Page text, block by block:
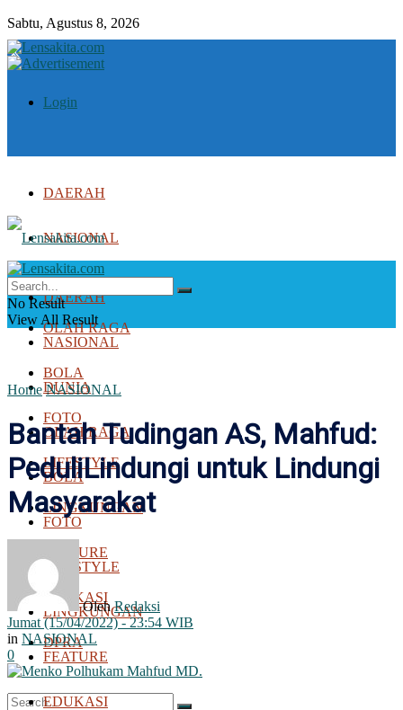
Sabtu, Agustus 8, 2026
Login
DAERAH
NASIONAL
DUNIA
OLAH RAGA
BOLA
FOTO
LIFESTYLE
LINGKUNGAN
FEATURE
EDUKASI
DPRA
DAERAH
NASIONAL
DUNIA
OLAH RAGA
BOLA
FOTO
LIFESTYLE
LINGKUNGAN
FEATURE
EDUKASI
No Result
View All Result
Home NASIONAL
Bantah Tudingan AS, Mahfud:
PeduliLindungi untuk Lindungi
Masyarakat
Oleh Redaksi
Jumat (15/04/2022) - 23:54 WIB
in NASIONAL
0